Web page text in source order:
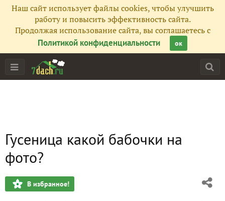
Наш сайт использует файлы cookies, чтобы улучшить
работу и повысить эффективность сайта.
Продолжая использование сайта, вы соглашаетесь с
Политикой конфиденциальности
ок
Гусеница какой бабочки на
фото?
В избранное!